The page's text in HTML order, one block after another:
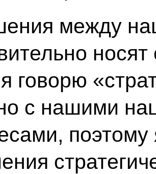
между
носят
говорю
с нашими